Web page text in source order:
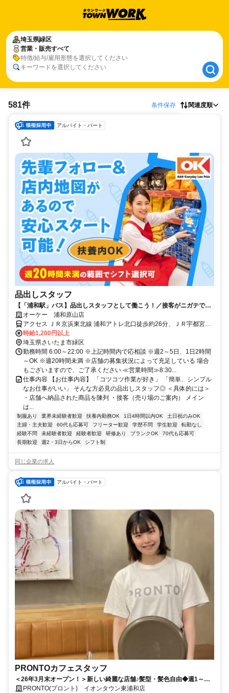
埼玉県緑区
営業・販売すべて
特徴/給与/雇用形態を選択してください
キーワードを選択してください
埼玉県緑区
営業・販売すべて
581件 条件保存 関連度順
アルバイト・パート
品出しスタッフ
【「浦和駅」バス】品出しスタッフとして働こう！／接客がニガテでも
安心のシンプル作業！
オーケー 浦和原山店
アクセス ＪＲ京浜東北線 浦和アトレ北口徒歩約26分、ＪＲ宇都宮線
〔東北本線〕・ＪＲ上野東京ライン/ＪＲ湘南新宿ライン 浦和アトレ
北口徒歩約26分、ＪＲ京浜東北線 北浦和東口徒歩約36分 「浦和駅」
よりバス＊自転車通勤OK
時給1,200円以上
埼玉県さいたま市緑区
勤務時間 6:00～22:00 ※上記時間内で応相談 ※週2～5日、1日2時間
～OK ※週20時間未満 ※店舗の募集状況によって充足している 場合
もございますので、ご了承ください ≪営業時間≫8:30...
仕事内容 【お仕事内容】 「コツコツ作業が好き」 「簡単、シンプル
なお仕事がいい」 そんな方必見の品出しスタッフ◎ ＜具体的には＞
・店舗へ納品された商品を陳列 ・接客（売り場のご案内） メイン
は...
制服あり 業界未経験者歓迎 扶養内勤務OK 1日4時間以内OK
土日祝のみOK
主婦・主夫歓迎
60代も応募可 フリーター歓迎 学歴不問 学生歓迎
転勤なし
経験不問
未経験者歓迎 経験者歓迎 研修あり ブランクOK
70代も応募可
長期歓迎
週2・3日からOK シフト制
同じ企業の求人
アルバイト・パート
PRONTOカフェスタッフ
＜26年3月末オープン！＞新しい綺麗な店舗♪髪型・髪色自由◆週1～
OK◆1週間毎のシフト提出
PRONTO(プロント) イオンタウン東浦和店